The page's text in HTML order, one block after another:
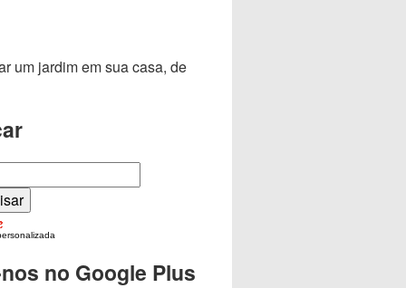
um jardim em sua casa, de
no Google Plus